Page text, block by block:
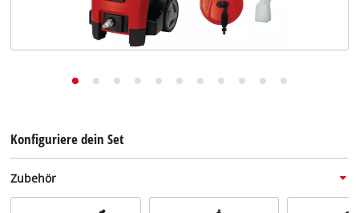
Konfiguriere dein Set
Zubehör